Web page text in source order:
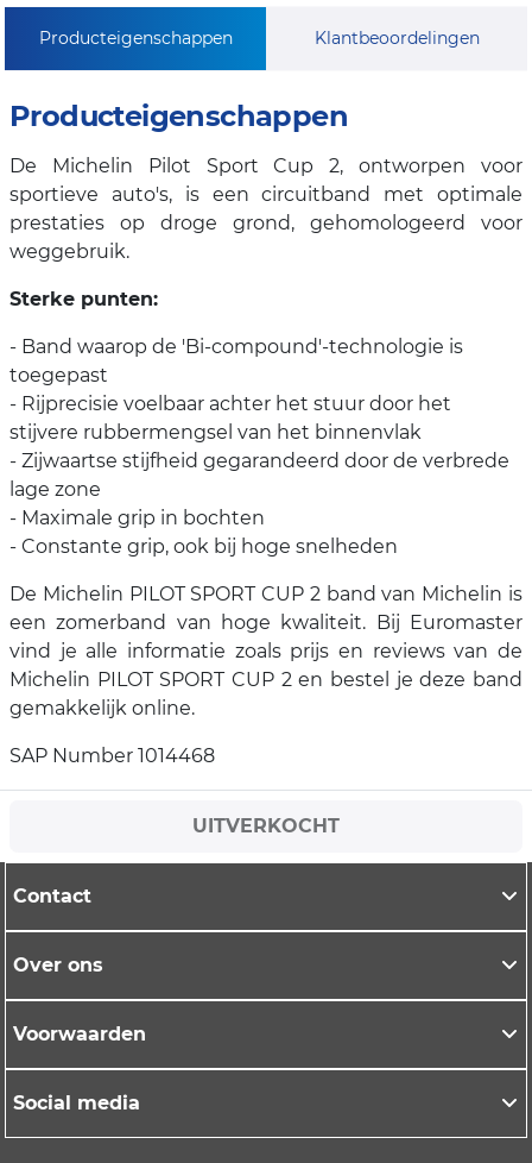
Producteigenschappen Klantbeoordelingen
Producteigenschappen
De Michelin Pilot Sport Cup 2, ontworpen voor
sportieve auto's, is een circuitband met optimale
prestaties op droge grond, gehomologeerd voor
weggebruik.
Sterke punten:
- Band waarop de 'Bi-compound'-technologie is
toegepast
- Rijprecisie voelbaar achter het stuur door het
stijvere rubbermengsel van het binnenvlak
- Zijwaartse stijfheid gegarandeerd door de verbrede
lage zone
- Maximale grip in bochten
- Constante grip, ook bij hoge snelheden
De Michelin PILOT SPORT CUP 2 band van Michelin is
een zomerband van hoge kwaliteit. Bij Euromaster
vind je alle informatie zoals prijs en reviews van de
Michelin PILOT SPORT CUP 2 en bestel je deze band
gemakkelijk online.
SAP Number 1014468
UITVERKOCHT
Contact
Over ons
Voorwaarden
Social media